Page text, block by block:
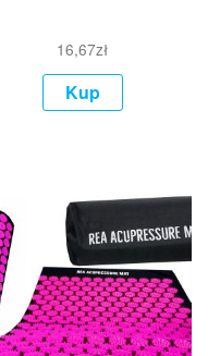
16,67zł
Kup